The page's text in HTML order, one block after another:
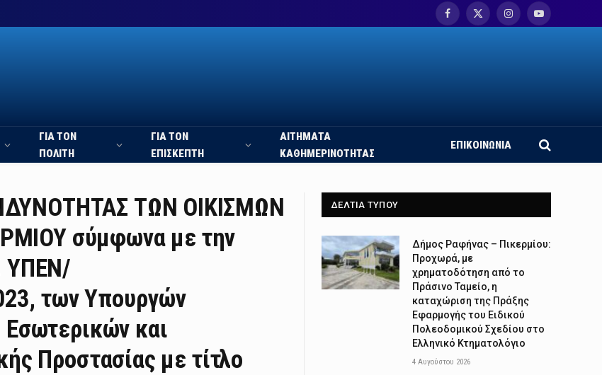
Facebook
X
InstagramYouTube
ΓΙΑ ΤΟΝ
ΠΟΛΙΤΗ
ΓΙΑ ΤΟΝ
ΕΠΙΣΚΕΠΤΗ
ΑΙΤΗΜΑΤΑ
ΚΑΘΗΜΕΡΙΝΟΤΗΤΑΣ
ΕΠΙΚΟΙΝΩΝΙΑ
ΤΩΝ ΟΙΚΙΣΜΩΝ
σύμφωνα με την
ΥΠΕΝ/
των Υπουργών
Εσωτερικών και
Προστασίας με τίτλο
ΔΕΛΤΙΑ ΤΥΠΟΥ
Δήμος Ραφήνας – Πικερμίου:
Προχωρά, με
χρηματοδότηση από το
Πράσινο Ταμείο, η
καταχώριση της Πράξης
Εφαρμογής του Ειδικού
Πολεοδομικού Σχεδίου στο
Ελληνικό Κτηματολόγιο
4 Αυγούστου 2026